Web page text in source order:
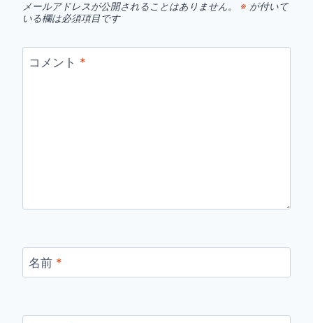
メールアドレスが公開されることはありません。 ※ が付いて
いる欄は必須項目です
コメント *
名前 *